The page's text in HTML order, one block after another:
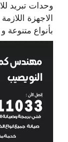
وحدات تبريد
الاجهزة
بأنواع متنوعة